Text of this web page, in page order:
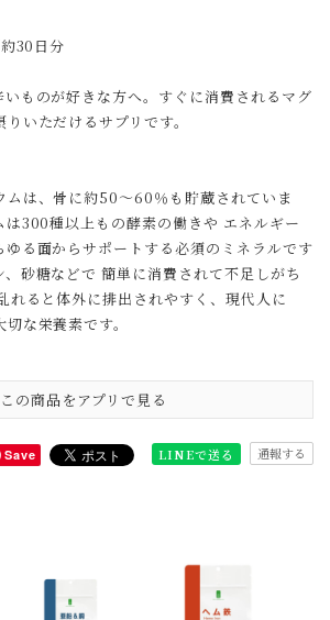
30日分
ものが好きな方へ。すぐに消費されるマグ
いただけるサプリです。
ムは、骨に約50～60％も貯蔵されていま
は300種以上もの酵素の働きや エネルギー
る面からサポートする必須のミネラルです
砂糖などで 簡単に消費されて不足しがち
れると体外に排出されやすく、現代人に
な栄養素です。
この商品をアプリで見る
Save LINEで送る 通報する